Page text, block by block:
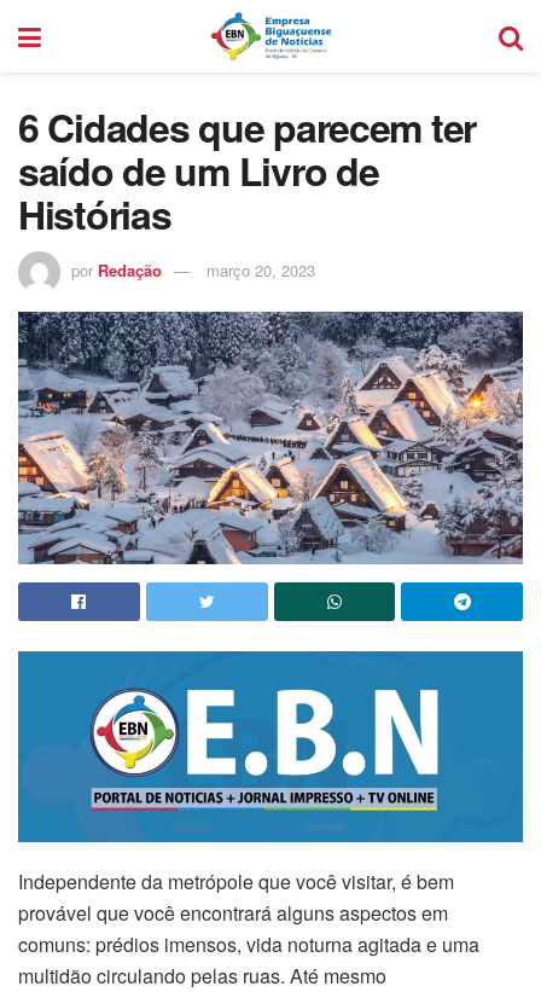
6 Cidades que parecem ter
saído de um Livro de
Histórias
por Redação março 20, 2023
Independente da metrópole que você visitar, é bem
provável que você encontrará alguns aspectos em
comuns: prédios imensos, vida noturna agitada e uma
multidão circulando pelas ruas. Até mesmo